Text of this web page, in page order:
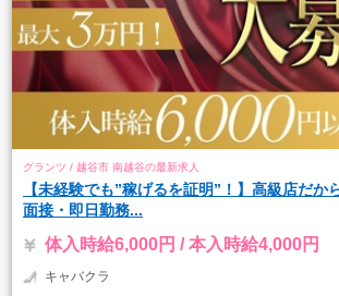
グランツ / 越谷市 南越谷の最新求人
【未経験でも”稼げるを証明”！】高級店だ
面接・即日勤務...
体入時給6,000円 / 本入時給4,000円
キャバクラ